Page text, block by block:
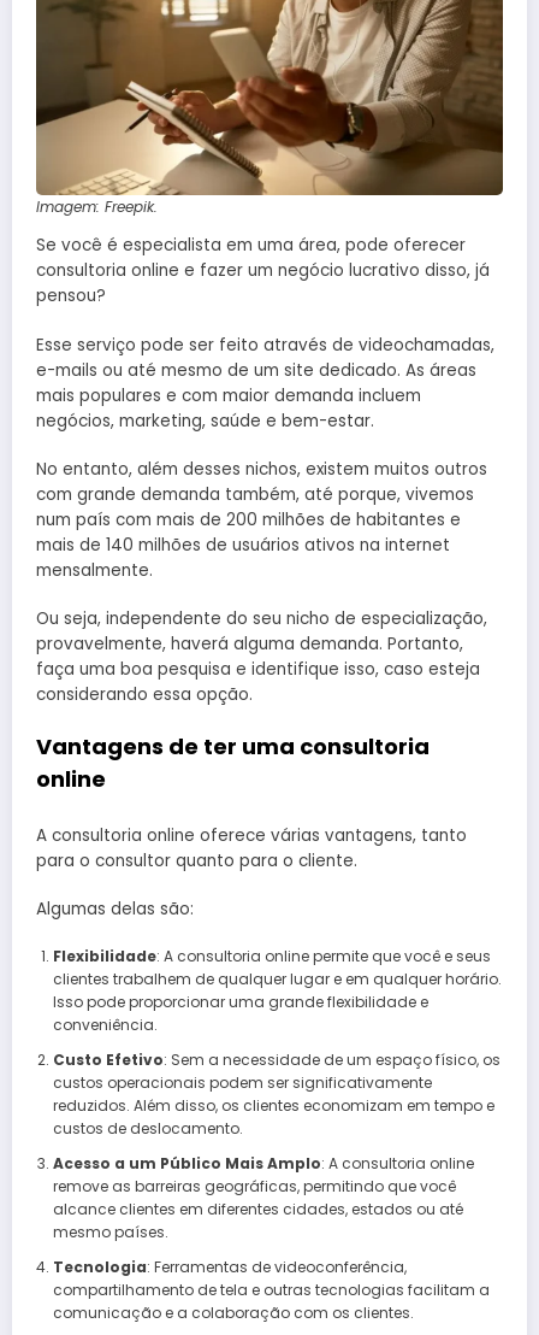
Imagem: Freepik.
Se você é especialista em uma área, pode oferecer
consultoria online e fazer um negócio lucrativo disso, já
pensou?
Esse serviço pode ser feito através de videochamadas,
e-mails ou até mesmo de um site dedicado. As áreas
mais populares e com maior demanda incluem
negócios, marketing, saúde e bem-estar.
No entanto, além desses nichos, existem muitos outros
com grande demanda também, até porque, vivemos
num país com mais de 200 milhões de habitantes e
mais de 140 milhões de usuários ativos na internet
mensalmente.
Ou seja, independente do seu nicho de especialização,
provavelmente, haverá alguma demanda. Portanto,
faça uma boa pesquisa e identifique isso, caso esteja
considerando essa opção.
Vantagens de ter uma consultoria
online
A consultoria online oferece várias vantagens, tanto
para o consultor quanto para o cliente.
Algumas delas são:
Flexibilidade: A consultoria online permite que você e seus
clientes trabalhem de qualquer lugar e em qualquer horário.
Isso pode proporcionar uma grande flexibilidade e
conveniência.
Custo Efetivo: Sem a necessidade de um espaço físico, os
custos operacionais podem ser significativamente
reduzidos. Além disso, os clientes economizam em tempo e
custos de deslocamento.
Acesso a um Público Mais Amplo: A consultoria online
remove as barreiras geográficas, permitindo que você
alcance clientes em diferentes cidades, estados ou até
mesmo países.
Tecnologia: Ferramentas de videoconferência,
compartilhamento de tela e outras tecnologias facilitam a
comunicação e a colaboração com os clientes.